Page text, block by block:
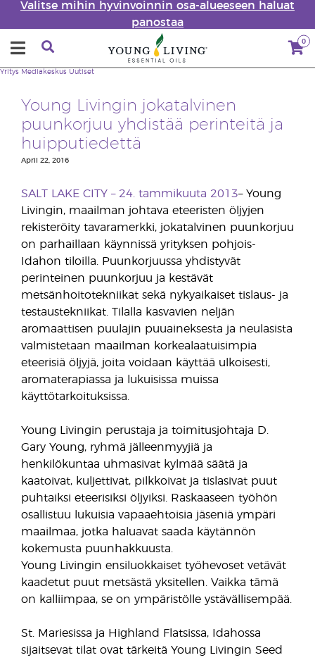
Valitse mihin hyvinvoinnin osa-alueeseen haluat
panostaa
0
Yritys Mediakeskus Uutiset
Young Livingin jokatalvinen
puunkorjuu yhdistää perinteitä ja
huipputiedettä
April 22, 2016
SALT LAKE CITY – 24. tammikuuta 2013– Young
Livingin, maailman johtava eteeristen öljyjen
rekisteröity tavaramerkki, jokatalvinen puunkorjuu
on parhaillaan käynnissä yrityksen pohjois-
Idahon tiloilla. Puunkorjuussa yhdistyvät
perinteinen puunkorjuu ja kestävät
metsänhoitotekniikat sekä nykyaikaiset tislaus- ja
testaustekniikat. Tilalla kasvavien neljän
aromaattisen puulajin puuaineksesta ja neulasista
valmistetaan maailman korkealaatuisimpia
eteerisiä öljyjä, joita voidaan käyttää ulkoisesti,
aromaterapiassa ja lukuisissa muissa
käyttötarkoituksissa.
Young Livingin perustaja ja toimitusjohtaja D.
Gary Young, ryhmä jälleenmyyjiä ja
henkilökuntaa uhmasivat kylmää säätä ja
kaatoivat, kuljettivat, pilkkoivat ja tislasivat puut
puhtaiksi eteerisiksi öljyiksi. Raskaaseen työhön
osallistuu lukuisia vapaaehtoisia jäseniä ympäri
maailmaa, jotka haluavat saada käytännön
kokemusta puunhakkuusta.
Young Livingin ensiluokkaiset työhevoset vetävät
kaadetut puut metsästä yksitellen. Vaikka tämä
on kalliimpaa, se on ympäristölle ystävällisempää.
St. Mariesissa ja Highland Flatsissa, Idahossa
sijaitsevat tilat ovat tärkeitä Young Livingin Seed